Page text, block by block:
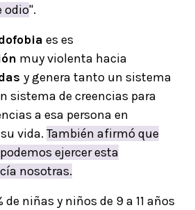
odio".
es es
muy violenta hacia
y genera tanto un sistema
sistema de creencias para
a esa persona en
vida. También afirmó que
ejercer esta
nosotras.
de niñas y niños de 9 a 11 años